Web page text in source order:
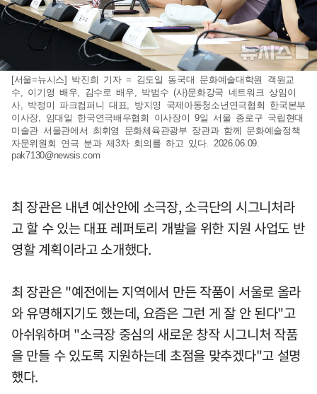
[서울=뉴시스] 박진희 기자 = 김도일 동국대 문화예술대학원 객원교
수, 이기영 배우, 김수로 배우, 박범수 (사)문화강국 네트워크 상임이
사, 박정미 파크컴퍼니 대표, 방지영 국제아동청소년연극협회 한국본부
이사장, 임대일 한국연극배우협회 이사장이 9일 서울 종로구 국립현대
미술관 서울관에서 최휘영 문화체육관광부 장관과 함께 문화예술정책
자문위원회 연극 분과 제3차 회의를 하고 있다. 2026.06.09.
pak7130@newsis.com
최 장관은 내년 예산안에 소극장, 소극단의 시그니처라
고 할 수 있는 대표 레퍼토리 개발을 위한 지원 사업도 반
영할 계획이라고 소개했다.
최 장관은 "예전에는 지역에서 만든 작품이 서울로 올라
와 유명해지기도 했는데, 요즘은 그런 게 잘 안 된다"고
아쉬워하며 "소극장 중심의 새로운 창작 시그니처 작품
을 만들 수 있도록 지원하는데 초점을 맞추겠다"고 설명
했다.